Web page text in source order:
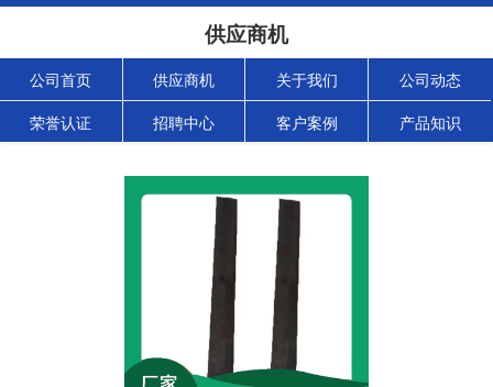
供应商机
公司首页 供应商机 关于我们 公司动态
荣誉认证 招聘中心 客户案例 产品知识